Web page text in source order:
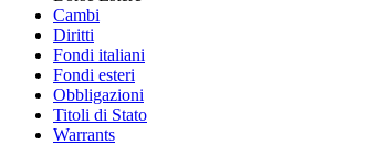
Cambi
Diritti
Fondi italiani
Fondi esteri
Obbligazioni
Titoli di Stato
Warrants